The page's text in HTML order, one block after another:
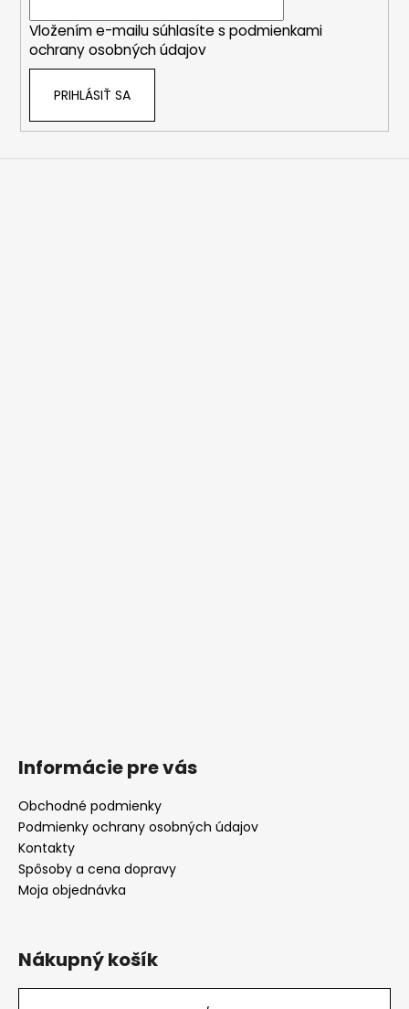
Vložením e-mailu súhlasíte s podmienkami
ochrany osobných údajov
PRIHLÁSIŤ SA
Informácie pre vás
Obchodné podmienky
Podmienky ochrany osobných údajov
Kontakty
Spôsoby a cena dopravy
Moja objednávka
Nákupný košík